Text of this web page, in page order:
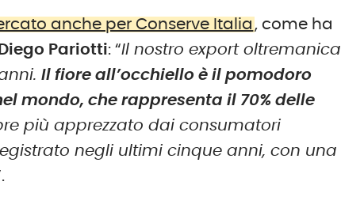
anche per Conserve Italia , come ha
Diego Pariotti: “Il nostro export oltremanica
Il fiore all’occhiello è il pomodoro
mondo, che rappresenta il 70% delle
più apprezzato dai consumatori
negli ultimi cinque anni, con una